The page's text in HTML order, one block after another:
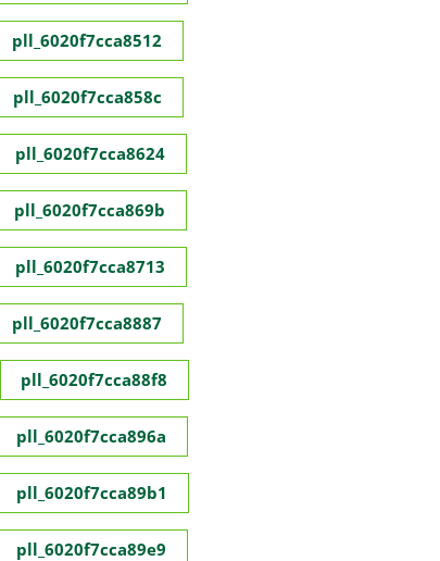
pll_6020f7cca8512
pll_6020f7cca858c
pll_6020f7cca8624
pll_6020f7cca869b
pll_6020f7cca8713
pll_6020f7cca8887
pll_6020f7cca88f8
pll_6020f7cca896a
pll_6020f7cca89b1
pll_6020f7cca89e9